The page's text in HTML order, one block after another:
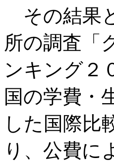
その結果
所の調査「
ンキング２
国の学費・
した国際比
り、公費に